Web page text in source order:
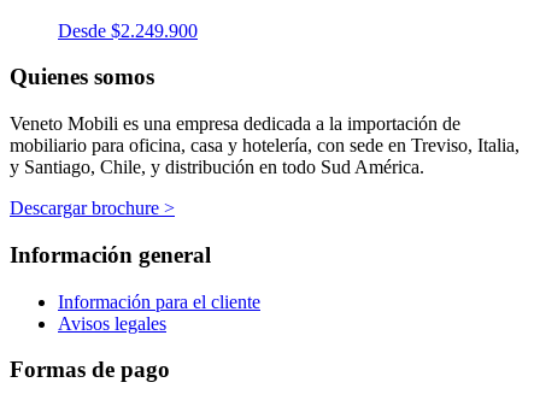
Desde $2.249.900
Quienes somos
Veneto Mobili es una empresa dedicada a la importación de
mobiliario para oficina, casa y hotelería, con sede en Treviso, Italia,
y Santiago, Chile, y distribución en todo Sud América.
Descargar brochure >
Información general
Información para el cliente
Avisos legales
Formas de pago